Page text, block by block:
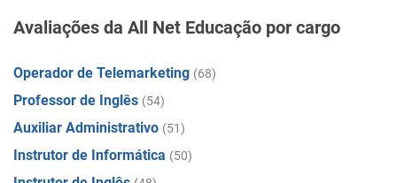
Avaliações da All Net Educação por cargo
Operador de Telemarketing (68)
Professor de Inglês (54)
Auxiliar Administrativo (51)
Instrutor de Informática (50)